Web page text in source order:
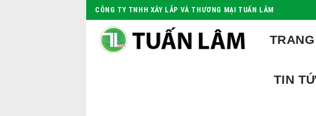
CÔNG TY TNHH XÂY LẮP VÀ THƯƠNG MẠI TUẤN LÂM
TIN